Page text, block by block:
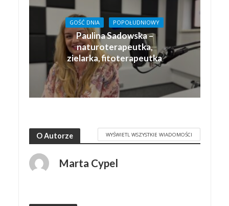
GOŚĆ DNIA POPOŁUDNIOWY
Paulina Sadowska –
naturoterapeutka,
zielarka, fitoterapeutka
O Autorze WYŚWIETL WSZYSTKIE WIADOMOŚCI
Marta Cypel